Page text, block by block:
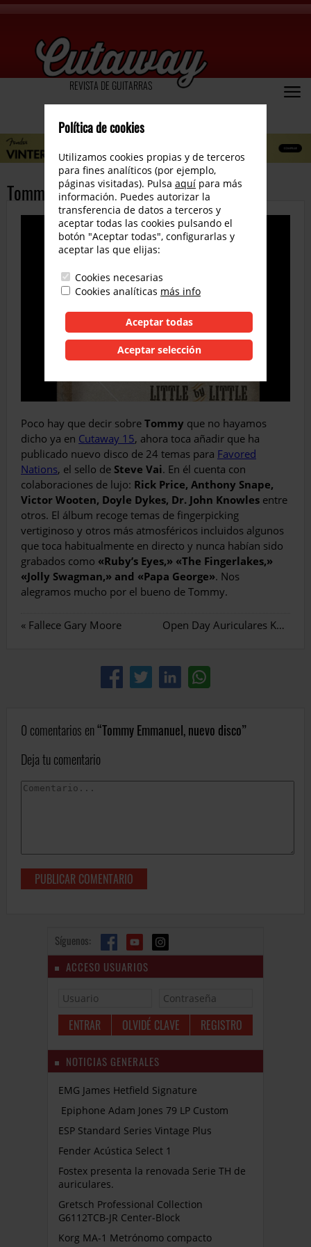
REVISTA DE GUITARRAS
Tommy Emmanuel, nuevo disco
Poco hay que decir sobre Tommy que no hayamos
dicho ya en Cutaway 15, ahora toca añadir que ha
publicado nuevo disco de 24 temas para Favored
Nations, el sello de Steve Vai. En él cuenta con
colaboraciones de lujo: Rick Price, Anthony Snape,
Victor Wooten, Doyle Dykes, Dr. John Knowles entre
otros. El álbum recoge temas de fingerpicking
vertiginoso y otros más atmosféricos incluidos algunos
que toca habitualmente en directo y nunca habían sido
grabados como «Ruby’s Eyes,» «The Fingerlakes,»
«Jolly Swagman,» and «Papa George». Nos
alegramos mucho por el bueno de Tommy.
« Fallece Gary Moore Open Day Auriculares KNS de KRK Systems.
0 comentarios en Tommy Emmanuel, nuevo disco
Deja tu comentario
Síguenos:
ACCESO USUARIOS
OLVIDÉ CLAVE REGISTRO
NOTICIAS GENERALES
EMG James Hetfield Signature
Epiphone Adam Jones 79 LP Custom
ESP Standard Series Vintage Plus
Fender Acústica Select 1
Fostex presenta la renovada Serie TH de
auriculares.
Gretsch Professional Collection
G6112TCB-JR Center-Block
Korg MA-1 Metrónomo compacto
Política de cookies
Utilizamos cookies propias y de terceros
para fines analíticos (por ejemplo,
páginas visitadas). Pulsa aquí para más
información. Puedes autorizar la
transferencia de datos a terceros y
aceptar todas las cookies pulsando el
botón "Aceptar todas", configurarlas y
aceptar las que elijas:
Cookies necesarias
Cookies analíticas más info
Aceptar todas
Aceptar selección